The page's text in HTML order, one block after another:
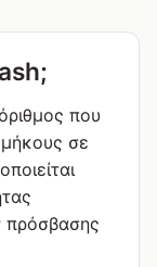
που
σε